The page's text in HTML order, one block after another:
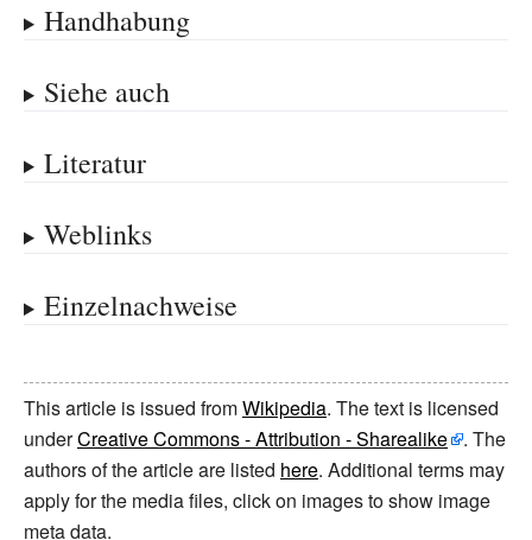
Handhabung
Siehe auch
Literatur
Weblinks
Einzelnachweise
This article is issued fromWikipedia. The text is licensed
underCreative Commons - Attribution - Sharealike
. The
authors of the article are listed here. Additional terms may
apply for the media files, click on images to show image
meta data.